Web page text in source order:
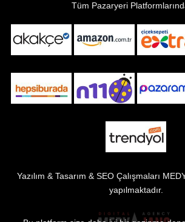
Tüm Pazaryeri
Yazılım & Tasarım & SEO Çalışmaları
yapılmaktadır.